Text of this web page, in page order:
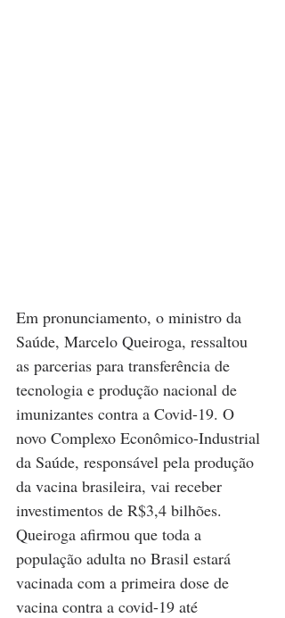
Em pronunciamento, o ministro da
Saúde, Marcelo Queiroga, ressaltou
as parcerias para transferência de
tecnologia e produção nacional de
imunizantes contra a Covid-19. O
novo Complexo Econômico-Industrial
da Saúde, responsável pela produção
da vacina brasileira, vai receber
investimentos de R$3,4 bilhões.
Queiroga afirmou que toda a
população adulta no Brasil estará
vacinada com a primeira dose de
vacina contra a covid-19 até